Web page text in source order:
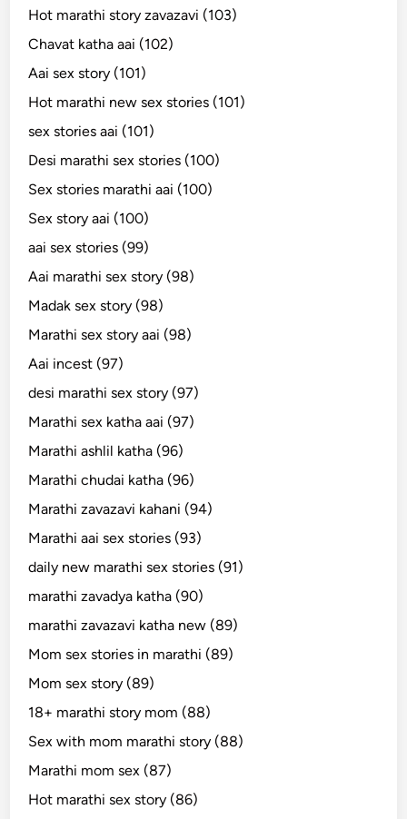
Hot marathi story zavazavi (103)
Chavat katha aai (102)
Aai sex story (101)
Hot marathi new sex stories (101)
sex stories aai (101)
Desi marathi sex stories (100)
Sex stories marathi aai (100)
Sex story aai (100)
aai sex stories (99)
Aai marathi sex story (98)
Madak sex story (98)
Marathi sex story aai (98)
Aai incest (97)
desi marathi sex story (97)
Marathi sex katha aai (97)
Marathi ashlil katha (96)
Marathi chudai katha (96)
Marathi zavazavi kahani (94)
Marathi aai sex stories (93)
daily new marathi sex stories (91)
marathi zavadya katha (90)
marathi zavazavi katha new (89)
Mom sex stories in marathi (89)
Mom sex story (89)
18+ marathi story mom (88)
Sex with mom marathi story (88)
Marathi mom sex (87)
Hot marathi sex story (86)